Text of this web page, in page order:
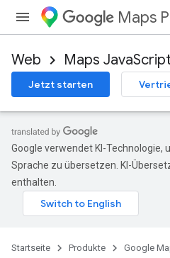
Maps
Web Maps
Jetzt starten
Google verwendet KI-Technologie,
Sprache zu übersetzen. KI-
enthalten.
Startseite Produkte Google